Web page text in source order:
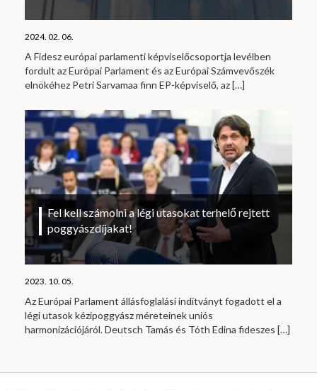
2024. 02. 06.
A Fidesz európai parlamenti képviselőcsoportja levélben
fordult az Európai Parlament és az Európai Számvevőszék
elnökéhez Petri Sarvamaa finn EP-képviselő, az[…]
Fel kell számolni a légi utasokat terhelő rejtett
poggyászdíjakat!
2023. 10. 05.
Az Európai Parlament állásfoglalási indítványt fogadott el a
légi utasok kézipoggyász méreteinek uniós
harmonizációjáról. Deutsch Tamás és Tóth Edina fideszes […]